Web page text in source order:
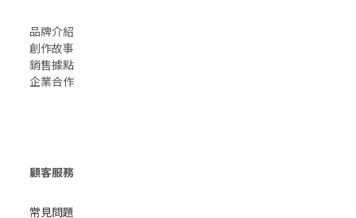
品牌介紹
創作故事
​銷售據點
企業合作
顧客服務
常見問題